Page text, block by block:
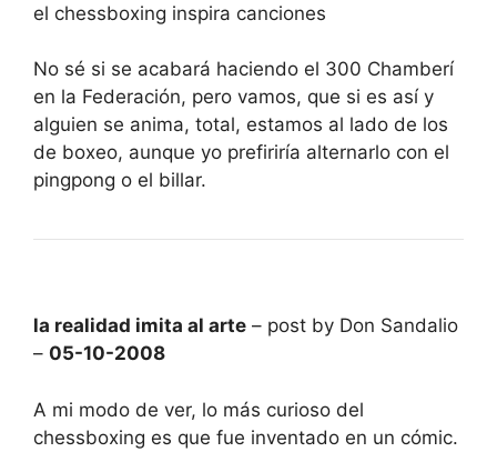
el chessboxing inspira canciones
No sé si se acabará haciendo el 300 Chamberí
en la Federación, pero vamos, que si es así y
alguien se anima, total, estamos al lado de los
de boxeo, aunque yo prefiriría alternarlo con el
pingpong o el billar.
la realidad imita al arte – post by Don Sandalio
– 05-10-2008
A mi modo de ver, lo más curioso del
chessboxing es que fue inventado en un cómic.